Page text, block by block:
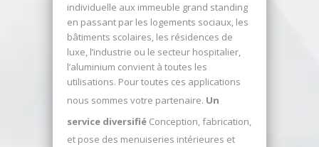
individuelle aux immeuble grand standing
en passant par les logements sociaux, les
bâtiments scolaires, les résidences de
luxe, l’industrie ou le secteur hospitalier,
l’aluminium convient à toutes les
utilisations. Pour toutes ces applications
nous sommes votre partenaire. Un
service diversifié Conception, fabrication,
et pose des menuiseries intérieures et